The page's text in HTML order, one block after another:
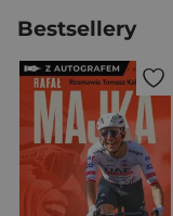
Bestsellery